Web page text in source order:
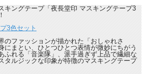
キングテープ「夜長堂印 マスキングテープ3
3色セット
のファッションが描かれた「おしゃれさ
にまとい、ひとつひとつ表情が微妙にちがう
ふれる「音楽隊」、派手過ぎず上品で繊細な
タルジックな印象が特徴のマスキングテープ